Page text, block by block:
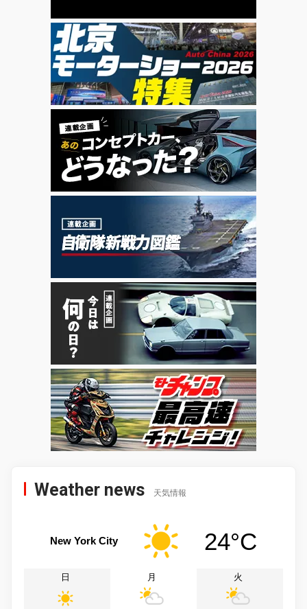
Weather news 天気情報
New York City 24°C
日 月 火